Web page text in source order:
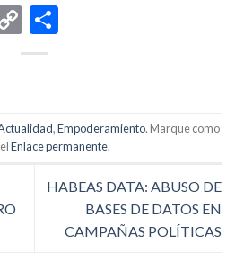
Copy
Link
,Empoderamiento. Marque como
Enlace permanente.
HABEAS DATA: ABUSO DE
BASES DE DATOS EN
CAMPAÑAS POLÍTICAS